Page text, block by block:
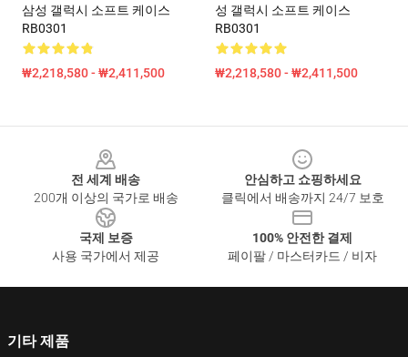
삼성 갤럭시 소프트 케이스
RB0301
₩2,218,580 - ₩2,411,500
성 갤럭시 소프트 케이스
RB0301
₩2,218,580 - ₩2,411,500
전 세계 배송
200개 이상의 국가로 배송
안심하고 쇼핑하세요
클릭에서 배송까지 24/7 보호
국제 보증
사용 국가에서 제공
100% 안전한 결제
페이팔 / 마스터카드 / 비자
기타 제품